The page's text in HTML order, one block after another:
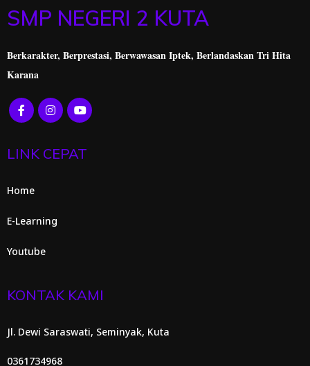
SMP NEGERI 2 KUTA
Berkarakter, Berprestasi, Berwawasan Iptek, Berlandaskan Tri Hita
Karana
LINK CEPAT
Home
E-Learning
Youtube
KONTAK KAMI
Jl. Dewi Saraswati, Seminyak, Kuta
0361734968